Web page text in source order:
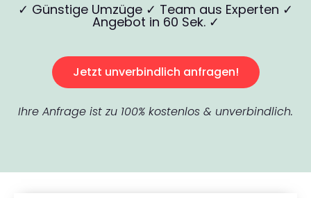
✓ Günstige Umzüge ✓ Team aus Experten ✓
Angebot in 60 Sek. ✓
Jetzt unverbindlich anfragen!
Ihre Anfrage ist zu 100% kostenlos & unverbindlich.